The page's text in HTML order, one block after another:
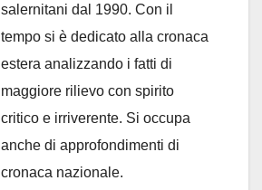
salernitani dal 1990. Con il
tempo si è dedicato alla cronaca
estera analizzando i fatti di
maggiore rilievo con spirito
critico e irriverente. Si occupa
anche di approfondimenti di
cronaca nazionale.